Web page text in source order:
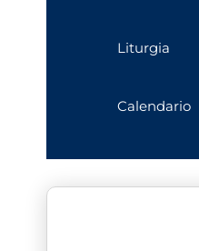
Liturgia
Calendario